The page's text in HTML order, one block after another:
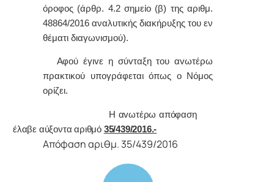
όροφος (άρθρ. 4.2 σημείο (β) της αριθμ.
48864/2016 αναλυτικής διακήρυξης του εν
θέματι διαγωνισμού).
Αφoύ έγιvε η σύvταξη τoυ αvωτέρω
πρακτικoύ υπoγράφεται όπως o Νόμoς
oρίζει.
Η αvωτέρω απόφαση
έλαβε αύξοντα αριθμό 35/439/2016.-
Απόφαση αριθμ. 35/439/2016